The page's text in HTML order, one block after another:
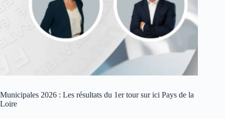
Municipales 2026 : Les résultats du 1er tour sur ici Pays de la
Loire